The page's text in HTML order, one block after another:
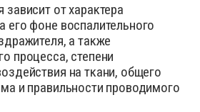
от характера
его фоне воспалительного
а также
процесса, степени
на ткани, общего
и правильности проводимого